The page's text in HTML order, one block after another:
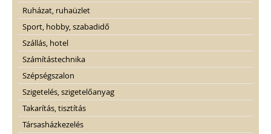
Ruházat, ruhaüzlet
Sport, hobby, szabadidő
Szállás, hotel
Számítástechnika
Szépségszalon
Szigetelés, szigetelőanyag
Takarítás, tisztítás
Társasházkezelés